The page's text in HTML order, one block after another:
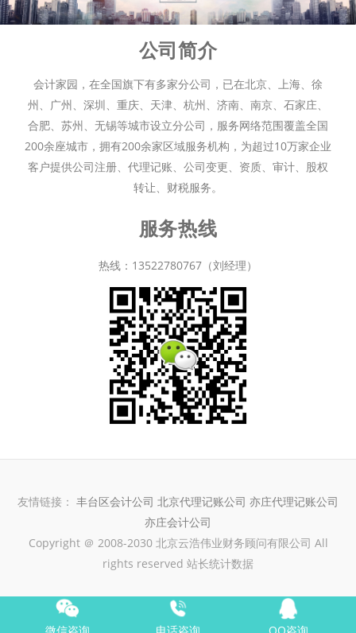
公司简介
会计家园，在全国旗下有多家分公司，已在北京、上海、徐
州、广州、深圳、重庆、天津、杭州、济南、南京、石家庄、
合肥、苏州、无锡等城市设立分公司，服务网络范围覆盖全国
200余座城市，拥有200余家区域服务机构，为超过10万家企业
客户提供公司注册、代理记账、公司变更、资质、审计、股权
转让、财税服务。
服务热线
热线：13522780767（刘经理）
友情链接： 丰台区会计公司 北京代理记账公司 亦庄代理记账公司
亦庄会计公司
Copyright ＠ 2008-2030 北京云浩伟业财务顾问有限公司 All
rights reserved 站长统计数据